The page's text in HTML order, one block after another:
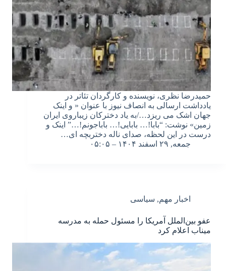
حمیدرضا نظری، نویسنده و کارگردان تئاتر در
یادداشت ارسالی به انصاف نیوز با عنوان « و اینک
جهان اشک می ریزد…/به یاد دخترکان زیباروی ایران
زمین» نوشت: “بابا!… بابایی!… باباجونم!…” اینک و
درست در این لحظه، صدای ناله دختربچه ای…
جمعه, ۲۹ اسفند ۱۴۰۴ – ۰۵:۰۵
اخبار مهم, سیاسی
عفو بین‌الملل آمریکا را مسئول حمله به مدرسه
میناب اعلام کرد